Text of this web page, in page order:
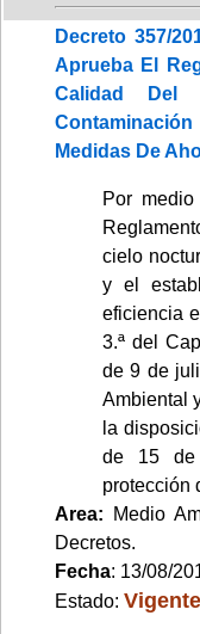
Decreto 357/
Aprueba El
Calidad Del
Medidas De
Por
cielo
y el
eficiencia
3.ª del
de 9 de
Ambiental
la
de 15 de
protección
Area: Medio
Decretos.
Fecha: 13/08/
Estado: Vigente